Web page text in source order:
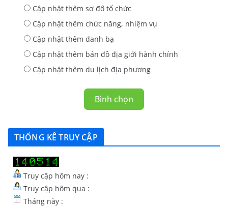
Cập nhật thêm sơ đố tổ chức
Cập nhật thêm chức năng, nhiệm vụ
Cập nhật thêm danh bạ
Cập nhật thêm bản đồ địa giới hành chính
Cập nhật thêm du lịch địa phương
Bình chọn
THỐNG KÊ TRUY CẬP
Truy cập hôm nay :
Truy cập hôm qua :
Tháng này :